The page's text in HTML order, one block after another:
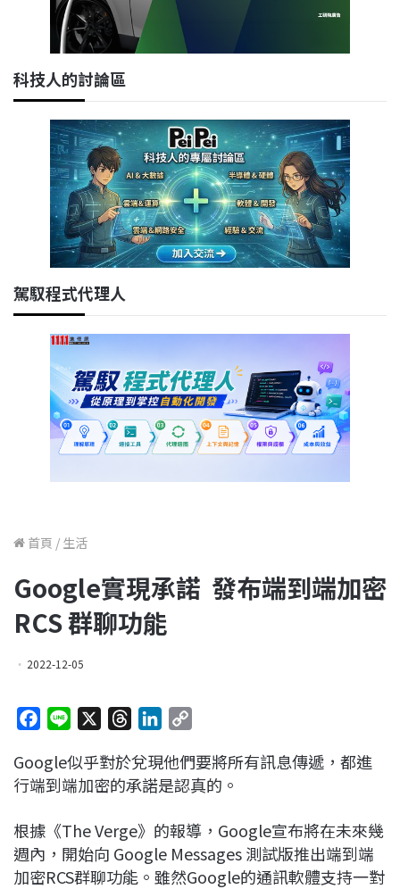
科技人的討論區
駕馭程式代理人